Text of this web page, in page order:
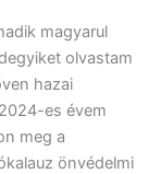
magyarul
olvastam
hazai
es évem
meg a
önvédelmi